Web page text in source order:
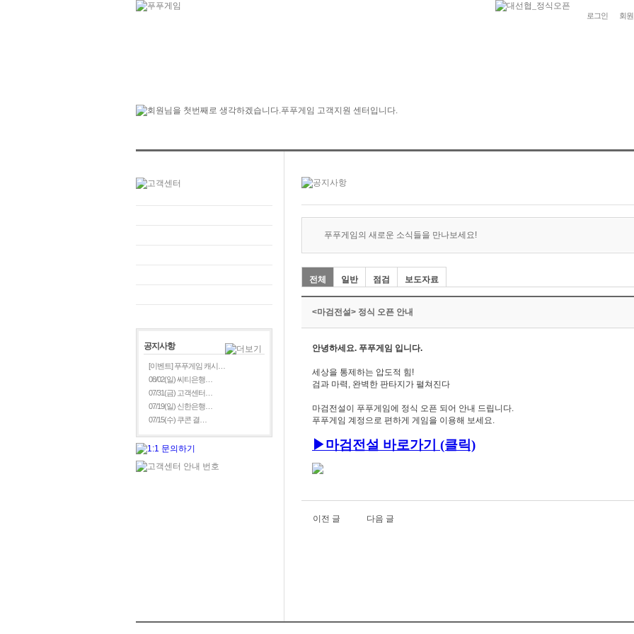
로그인 회
공지사항
[이벤트] 푸푸게임 캐시…
08/02(일) 씨티은행…
07/31(금) 고객센터…
07/19(일) 신한은행…
07/15(수) 쿠콘 결…
푸푸게임의 새로운 소식들을 만나보세요!
전체 일반 점검 보도자료
<마검전설> 정식 오픈 안내
안녕하세요. 푸푸게임 입니다.
세상을 통제하는 압도적 힘!
검과 마력, 완벽한 판타지가 펼쳐진다
마검전설이 푸푸게임에 정식 오픈 되어 안내 드립니다.
푸푸게임 계정으로 편하게 게임을 이용해 보세요.
▶마검전설 바로가기 (클릭)
이전 글 다음 글